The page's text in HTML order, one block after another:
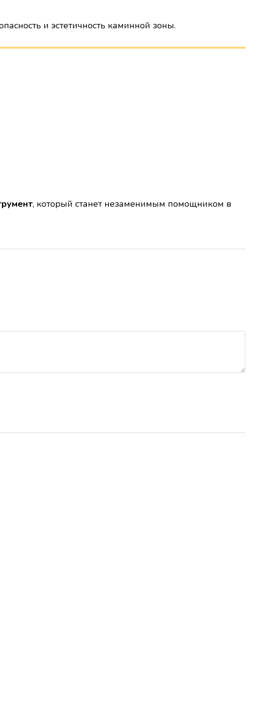
и эстетичность каминной зоны.
, который станет незаменимым помощником в